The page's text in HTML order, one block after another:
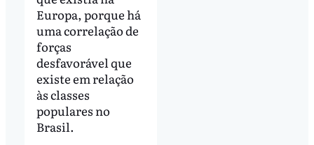
Europa, porque há
uma correlação de
forças
desfavorável que
existe em relação
às classes
populares no
Brasil.